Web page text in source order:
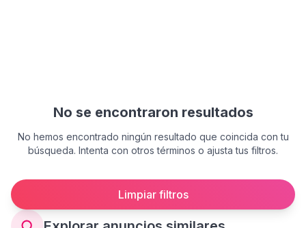
No se encontraron resultados
No hemos encontrado ningún resultado que coincida con tu
búsqueda. Intenta con otros términos o ajusta tus filtros.
Limpiar filtros